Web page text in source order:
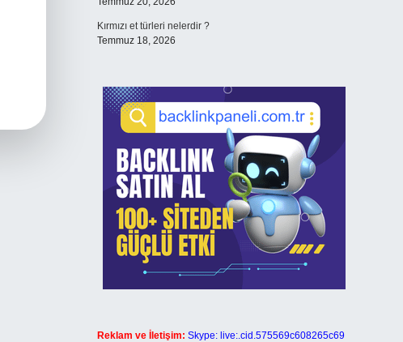
Kırmızı et türleri nelerdir ?
Temmuz 18, 2026
Reklam ve İletişim: Skype: live:.cid.575569c608265c69